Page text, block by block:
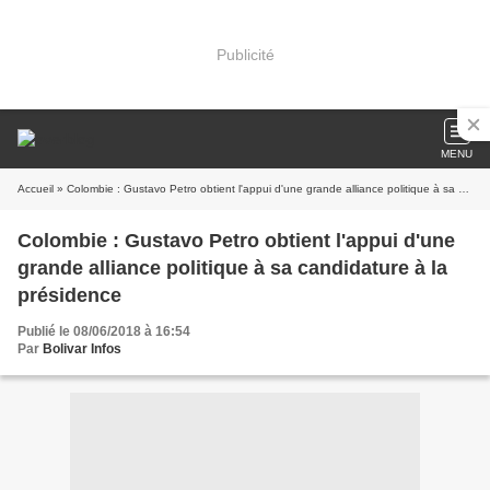
Publicité
MENU
Accueil » Colombie : Gustavo Petro obtient l'appui d'une grande alliance politique à sa candidature à la présidence
Colombie : Gustavo Petro obtient l'appui d'une
grande alliance politique à sa candidature à la
présidence
Publié le 08/06/2018 à 16:54
Par Bolivar Infos